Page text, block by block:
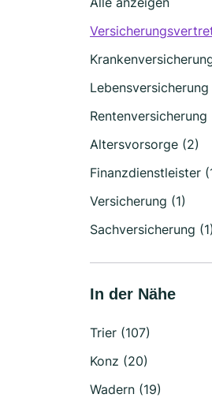
Lebensversicherung
Rentenversicherung
Altersvorsorge (2)
Finanzdienstleister
Versicherung (1)
Sachversicherung (1)
In der Nähe
Trier (107)
Konz (20)
Wadern (19)